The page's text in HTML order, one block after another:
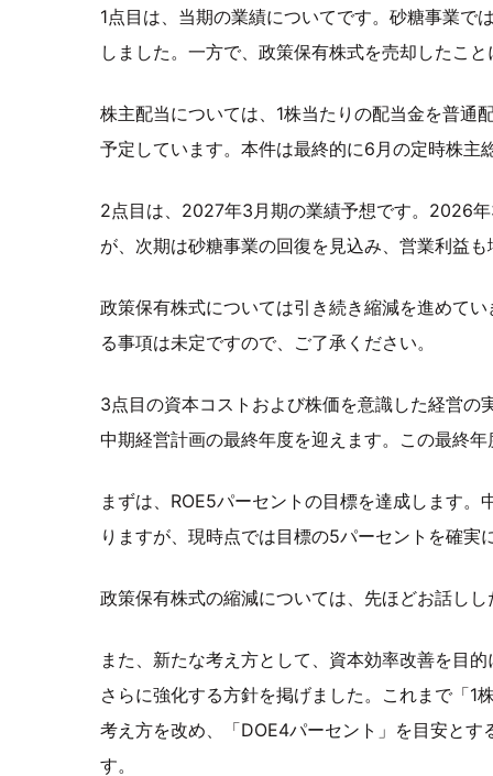
1点目は、当期の業績についてです。砂糖事業で
しました。一方で、政策保有株式を売却したこ
株主配当については、1株当たりの配当金を普
予定しています。本件は最終的に6月の定時株主
2点目は、2027年3月期の業績予想です。2026
が、次期は砂糖事業の回復を見込み、営業利益
政策保有株式については引き続き縮減を進めて
る事項は未定ですので、ご了承ください。
3点目の資本コストおよび株価を意識した経営
中期経営計画の最終年度を迎えます。この最終
まずは、ROE5パーセントの目標を達成します
りますが、現時点では目標の5パーセントを確実
政策保有株式の縮減については、先ほどお話し
また、新たな考え方として、資本効率改善を目
さらに強化する方針を掲げました。これまで「
考え方を改め、「DOE4パーセント」を目安と
す。